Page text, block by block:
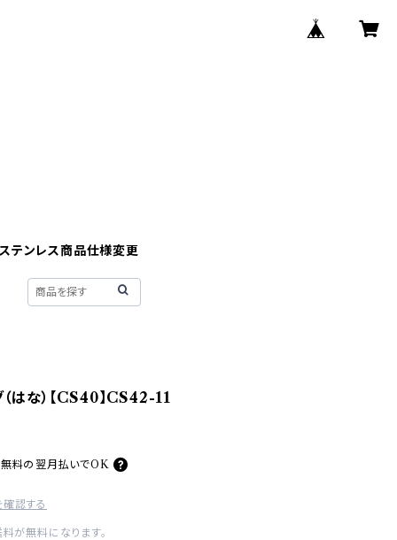
ステンレス商品仕様変更
（はな）【CS40】CS42-11
料の 翌月払いでOK
認する
が無料になります。